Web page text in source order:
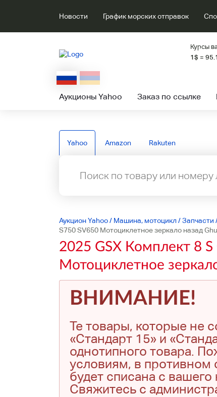
Новости График морских отправок
Курсы
1$ =
Аукционы Yahoo Заказ по ссылке
Yahoo Amazon Rakuten
Аукцион Yahoo/ Машина, мотоцикл /Запчасти
S750 SV650 Мотоциклетное зеркало назад
2025 GSX Комплект 8
Мотоциклетное
ВНИМАНИЕ!
Те товары, которые не
«Стандарт 15» и
однотипного товара.
условиям, в противном
будет списана с
Свяжитесь с